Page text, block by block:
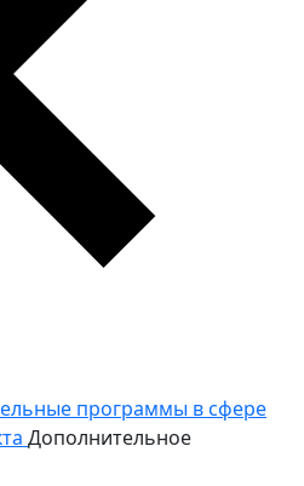
программы в сфере
Дополнительное